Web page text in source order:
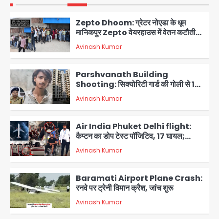
2
Zepto Dhoom: ग्रेटर नोएडा के धूम
मानिकपुर Zepto वेयरहाउस में वेतन कटौती
को लेकर 100 से ज्यादा कर्मचारियों का विरोध
प्रदर्शन
Avinash Kumar
3
Parshvanath Building
Shooting: सिक्योरिटी गार्ड की गोली से 17
वर्षीय किशोर की मौत
Avinash Kumar
4
Air India Phuket Delhi flight:
कैप्टन का डोप टेस्ट पॉजिटिव, 17 घायल;
DGCA जांच जारी
Avinash Kumar
5
Baramati Airport Plane Crash:
रनवे पर ट्रेनी विमान क्रैश, जांच शुरू
Avinash Kumar